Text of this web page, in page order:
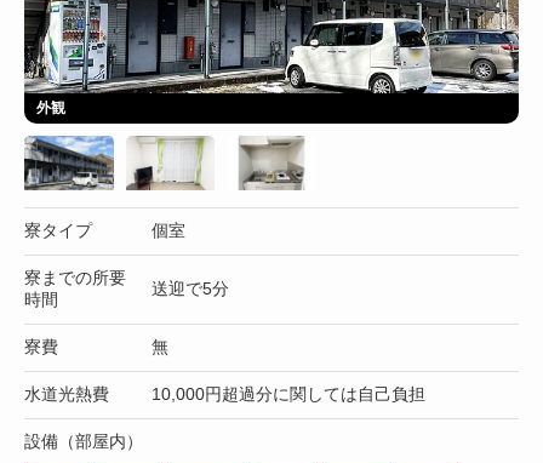
外観
寮タイプ 個室
寮までの所要
時間
送迎で5分
寮費 無
水道光熱費 10,000円超過分に関しては自己負担
設備（部屋内）